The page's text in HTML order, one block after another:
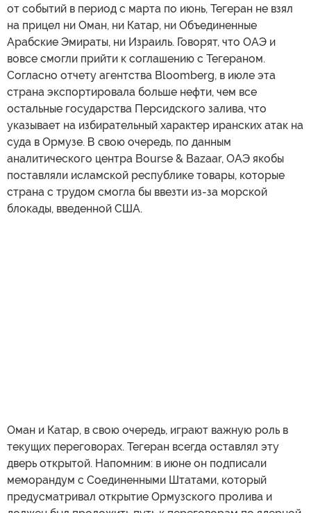
от событий в период с марта по июнь, Тегеран не взял
на прицел ни Оман, ни Катар, ни Объединенные
Арабские Эмираты, ни Израиль. Говорят, что ОАЭ и
вовсе смогли прийти к соглашению с Тегераном.
Согласно отчету агентства Bloomberg, в июле эта
страна экспортировала больше нефти, чем все
остальные государства Персидского залива, что
указывает на избирательный характер иранских атак на
суда в Ормузе. В свою очередь, по данным
аналитического центра Bourse & Bazaar, ОАЭ якобы
поставляли исламской республике товары, которые
страна с трудом смогла бы ввезти из-за морской
блокады, введенной США.
Оман и Катар, в свою очередь, играют важную роль в
текущих переговорах. Тегеран всегда оставлял эту
дверь открытой. Напомним: в июне он подписали
меморандум с Соединенными Штатами, который
предусматривал открытие Ормузского пролива и